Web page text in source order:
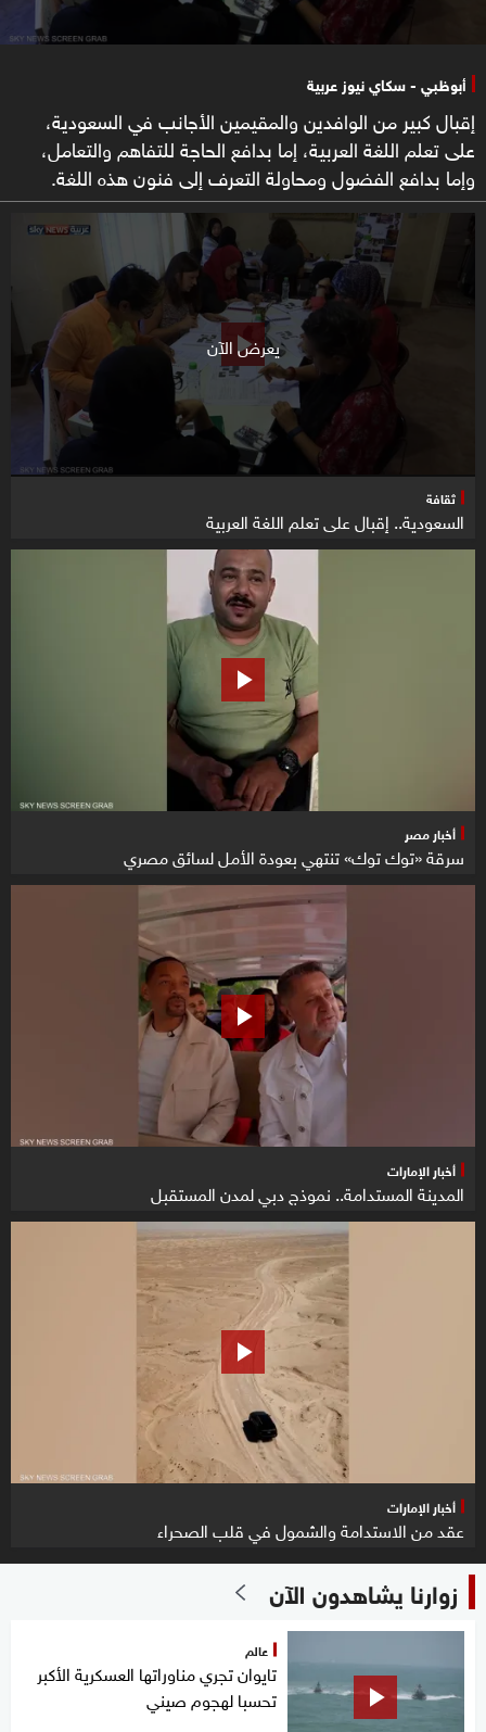
أبوظبي - سكاي نيوز عربية
إقبال كبير من الوافدين والمقيمين الأجانب في السعودية،
على تعلم اللغة العربية، إما بدافع الحاجة للتفاهم والتعامل،
وإما بدافع الفضول ومحاولة التعرف إلى فنون هذه اللغة.
يعرض الآن
ثقافة
السعودية.. إقبال على تعلم اللغة العربية
أخبار مصر
سرقة «توك توك» تنتهي بعودة الأمل لسائق مصري
أخبار الإمارات
المدينة المستدامة.. نموذج دبي لمدن المستقبل
أخبار الإمارات
عقد من الاستدامة والشمول في قلب الصحراء
زوارنا يشاهدون الآن
عالم
تايوان تجري مناوراتها العسكرية الأكبر
تحسبا لهجوم صيني